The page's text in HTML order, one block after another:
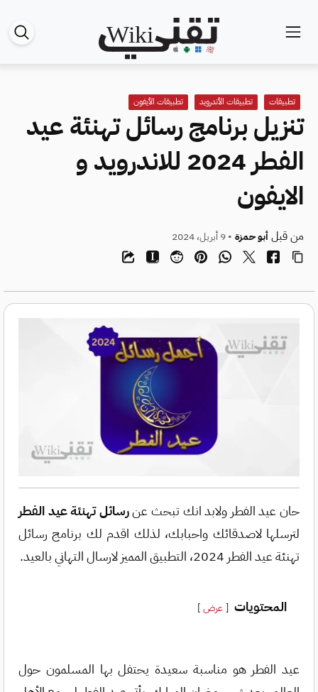
تطبيقات تطبيقات الأندرويد تطبيقات الأيفون
تنزيل برنامج رسائل تهنئة عيد
الفطر 2024 للاندرويد و
الايفون
من قبلأبو حمزة • 9 أبريل، 2024
حان عيد الفطر ولابد انك تبحث عنرسائل تهنئة عيد الفطر
لترسلها لاصدقائك واحبابك، لذلك اقدم لك برنامج رسائل
تهنئة عيد الفطر 2024، التطبيق المميز لارسال التهاني بالعيد.
المحتويات عرض
عيد الفطر هو مناسبة سعيدة يحتفل بها المسلمون حول